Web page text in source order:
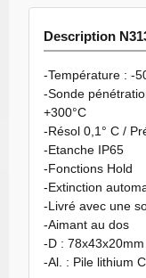
Description
-Température : -
-Sonde
+300°C
-Résol 0,1° C /
-Etanche IP65
-Fonctions Hold
-Extinction
-Livré avec une
-Aimant au dos
-D :
-Al. : Pile lithium